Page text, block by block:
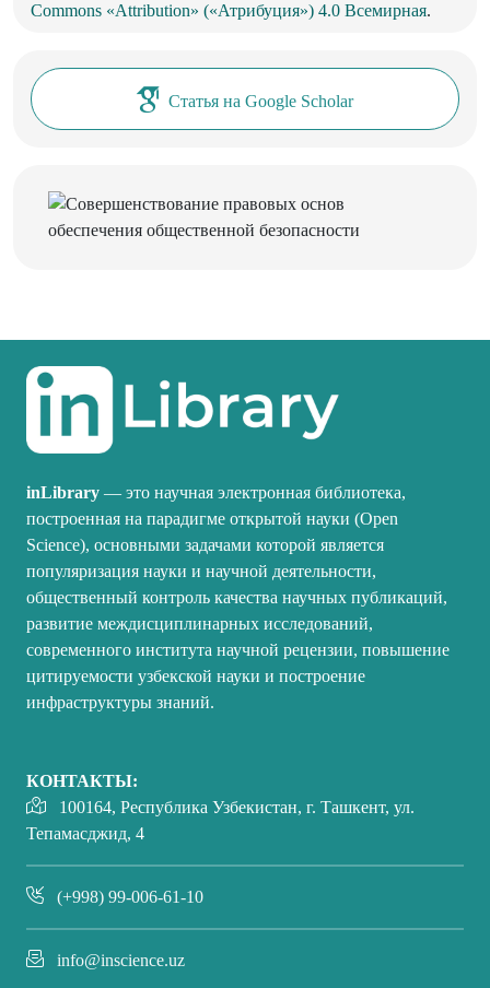
Commons «Attribution» («Атрибуция») 4.0 Всемирная.
Статья на Google Scholar
inLibrary — это научная электронная библиотека,
построенная на парадигме открытой науки (Open
Science), основными задачами которой является
популяризация науки и научной деятельности,
общественный контроль качества научных публикаций,
развитие междисциплинарных исследований,
современного института научной рецензии, повышение
цитируемости узбекской науки и построение
инфраструктуры знаний.
КОНТАКТЫ:
100164, Республика Узбекистан, г. Ташкент, ул.
Тепамасджид, 4
(+998) 99-006-61-10
info@inscience.uz